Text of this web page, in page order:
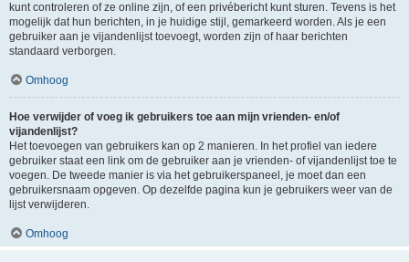
kunt controleren of ze online zijn, of een privébericht kunt sturen. Tevens is het
mogelijk dat hun berichten, in je huidige stijl, gemarkeerd worden. Als je een
gebruiker aan je vijandenlijst toevoegt, worden zijn of haar berichten
standaard verborgen.
Omhoog
Hoe verwijder of voeg ik gebruikers toe aan mijn vrienden- en/of
vijandenlijst?
Het toevoegen van gebruikers kan op 2 manieren. In het profiel van iedere
gebruiker staat een link om de gebruiker aan je vrienden- of vijandenlijst toe te
voegen. De tweede manier is via het gebruikerspaneel, je moet dan een
gebruikersnaam opgeven. Op dezelfde pagina kun je gebruikers weer van de
lijst verwijderen.
Omhoog